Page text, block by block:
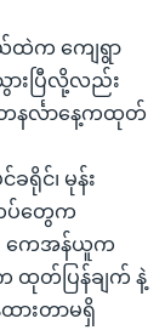
ယ်ထဲက ကျေရွာ
ားပြီလို့လည်း
နင်္လာနေ့ကထုတ်
င်၊ မုန်း
တပ်တွေက
ကေအန်ယူက
တ်ပြန်ချက် နဲ့
းတာမရှိ